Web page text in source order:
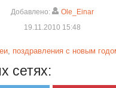
Добавлено:
Ole_Einar
19.11.2010 15:48
, поздравления с новым
сетях: